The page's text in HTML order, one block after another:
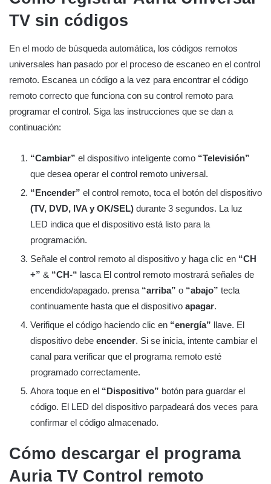
TV sin códigos
En el modo de búsqueda automática, los códigos remotos
universales han pasado por el proceso de escaneo en el control
remoto. Escanea un código a la vez para encontrar el código
remoto correcto que funciona con su control remoto para
programar el control. Siga las instrucciones que se dan a
continuación:
“Cambiar” el dispositivo inteligente como “Televisión”
que desea operar el control remoto universal.
“Encender” el control remoto, toca el botón del dispositivo
(TV, DVD, IVA y OK/SEL) durante 3 segundos. La luz
LED indica que el dispositivo está listo para la
programación.
Señale el control remoto al dispositivo y haga clic en “CH
+” & “CH-“ lasca El control remoto mostrará señales de
encendido/apagado. prensa “arriba” o “abajo” tecla
continuamente hasta que el dispositivo apagar.
Verifique el código haciendo clic en “energía” llave. El
dispositivo debe encender. Si se inicia, intente cambiar el
canal para verificar que el programa remoto esté
programado correctamente.
Ahora toque en el “Dispositivo” botón para guardar el
código. El LED del dispositivo parpadeará dos veces para
confirmar el código almacenado.
Cómo descargar el programa
Auria TV Control remoto